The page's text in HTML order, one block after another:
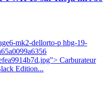
mk2-dellorto-p hbg-19-
Carburateur
Edition...